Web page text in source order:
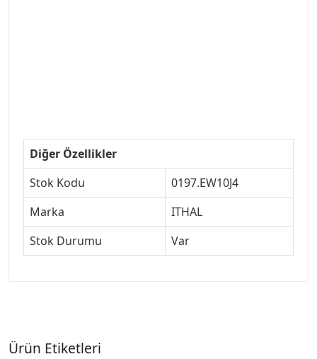
Diğer Özellikler
Stok Kodu
0197.EW10J4
Marka
ITHAL
Stok Durumu
Var
Ürün Etiketleri